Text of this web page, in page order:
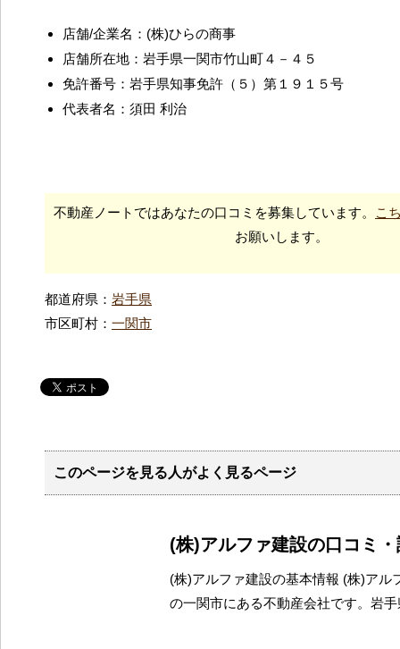
店舗/企業名：(株)ひらの商事
店舗所在地：岩手県一関市竹山町４－４５
免許番号：岩手県知事免許（５）第１９１５号
代表者名：須田 利治
不動産ノートではあなたの口コミを募集しています。
こ
お願いします。
都道府県： 岩手県
市区町村： 一関市
このページを見る人がよく見るページ
(株)アルファ建設の口コミ
(株)アルファ建設の基本情報 (株)アル
の一関市にある不動産会社です。岩